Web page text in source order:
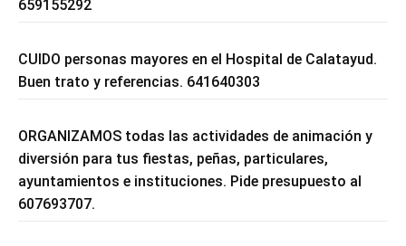
659155292
CUIDO personas mayores en el Hospital de Calatayud.
Buen trato y referencias. 641640303
ORGANIZAMOS todas las actividades de animación y
diversión para tus fiestas, peñas, particulares,
ayuntamientos e instituciones. Pide presupuesto al
607693707.